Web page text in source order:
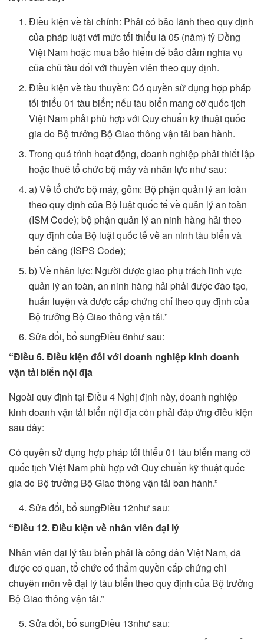
Điều kiện về tài chính: Phải có bảo lãnh theo quy định
của pháp luật với mức tối thiểu là 05 (năm) tỷ Đồng
Việt Nam hoặc mua bảo hiểm để bảo đảm nghĩa vụ
của chủ tàu đối với thuyền viên theo quy định.
Điều kiện về tàu thuyền: Có quyền sử dụng hợp pháp
tối thiểu 01 tàu biển; nếu tàu biển mang cờ quốc tịch
Việt Nam phải phù hợp với Quy chuẩn kỹ thuật quốc
gia do Bộ trưởng Bộ Giao thông vận tải ban hành.
Trong quá trình hoạt động, doanh nghiệp phải thiết lập
hoặc thuê tổ chức bộ máy và nhân lực như sau:
a) Về tổ chức bộ máy, gồm: Bộ phận quản lý an toàn
theo quy định của Bộ luật quốc tế về quản lý an toàn
(ISM Code); bộ phận quản lý an ninh hàng hải theo
quy định của Bộ luật quốc tế về an ninh tàu biển và
bến cảng (ISPS Code);
b) Về nhân lực: Người được giao phụ trách lĩnh vực
quản lý an toàn, an ninh hàng hải phải được đào tạo,
huấn luyện và được cấp chứng chỉ theo quy định của
Bộ trưởng Bộ Giao thông vận tải.”
Sửa đổi, bổ sungĐiều 6như sau:
“Điều 6. Điều kiện đối với doanh nghiệp kinh doanh
vận tải biển nội địa
Ngoài quy định tại Điều 4 Nghị định này, doanh nghiệp
kinh doanh vận tải biển nội địa còn phải đáp ứng điều kiện
sau đây:
Có quyền sử dụng hợp pháp tối thiểu 01 tàu biển mang cờ
quốc tịch Việt Nam phù hợp với Quy chuẩn kỹ thuật quốc
gia do Bộ trưởng Bộ Giao thông vận tải ban hành.”
Sửa đổi, bổ sungĐiều 12như sau:
“Điều 12. Điều kiện về nhân viên đại lý
Nhân viên đại lý tàu biển phải là công dân Việt Nam, đã
được cơ quan, tổ chức có thẩm quyền cấp chứng chỉ
chuyên môn về đại lý tàu biển theo quy định của Bộ trưởng
Bộ Giao thông vận tải.”
Sửa đổi, bổ sungĐiều 13như sau: